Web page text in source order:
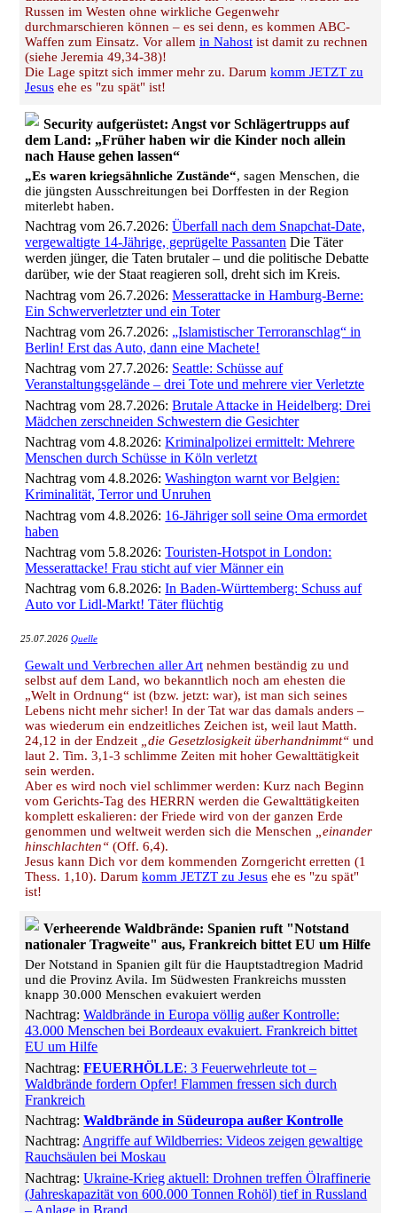
Russen im Westen ohne wirkliche Gegenwehr
durchmarschieren können – es sei denn, es kommen ABC-
Waffen zum Einsatz. Vor allem in Nahost ist damit zu rechnen
(siehe Jeremia 49,34-38)!
Die Lage spitzt sich immer mehr zu. Darum komm JETZT zu
Jesus ehe es "zu spät" ist!
Security aufgerüstet: Angst vor Schlägertrupps auf
dem Land: „Früher haben wir die Kinder noch allein
nach Hause gehen lassen“
„Es waren kriegsähnliche Zustände“, sagen Menschen, die
die jüngsten Ausschreitungen bei Dorffesten in der Region
miterlebt haben.
Nachtrag vom 26.7.2026:Überfall nach dem Snapchat-Date,
vergewaltigte 14-Jährige, geprügelte Passanten Die Täter
werden jünger, die Taten brutaler – und die politische Debatte
darüber, wie der Staat reagieren soll, dreht sich im Kreis.
Nachtrag vom 26.7.2026:Messerattacke in Hamburg-Berne:
Ein Schwerverletzter und ein Toter
Nachtrag vom 26.7.2026: „Islamistischer Terroranschlag“ in
Berlin! Erst das Auto, dann eine Machete!
Nachtrag vom 27.7.2026: Seattle: Schüsse auf
Veranstaltungsgelände – drei Tote und mehrere vier Verletzte
Nachtrag vom 28.7.2026:Brutale Attacke in Heidelberg: Drei
Mädchen zerschneiden Schwestern die Gesichter
Nachtrag vom 4.8.2026:Kriminalpolizei ermittelt: Mehrere
Menschen durch Schüsse in Köln verletzt
Nachtrag vom 4.8.2026:Washington warnt vor Belgien:
Kriminalität, Terror und Unruhen
Nachtrag vom 4.8.2026: 16-Jähriger soll seine Oma ermordet
haben
Nachtrag vom 5.8.2026:Touristen-Hotspot in London:
Messerattacke! Frau sticht auf vier Männer ein
Nachtrag vom 6.8.2026:In Baden-Württemberg: Schuss auf
Auto vor Lidl-Markt! Täter flüchtig
25.07.2026 Quelle
Gewalt und Verbrechen aller Art nehmen beständig zu und
selbst auf dem Land, wo bekanntlich noch am ehesten die
„Welt in Ordnung“ ist (bzw. jetzt: war), ist man sich seines
Lebens nicht mehr sicher! In der Tat war das damals anders –
was wiederum ein endzeitliches Zeichen ist, weil laut Matth.
24,12 in der Endzeit
„die Gesetzlosigkeit überhandnimmt“ und
laut 2. Tim. 3,1-3 schlimme Zeiten mit hoher Gewalttätigkeit
sein werden.
Aber es wird noch viel schlimmer werden: Kurz nach Beginn
vom Gerichts-Tag des HERRN werden die Gewalttätigkeiten
komplett eskalieren: der Friede wird von der ganzen Erde
genommen und weltweit werden sich die Menschen
„einander
hinschlachten“ (Off. 6,4).
Jesus kann Dich vor dem kommenden Zorngericht erretten (1
Thess. 1,10). Darum komm JETZT zu Jesus ehe es "zu spät"
ist!
Verheerende Waldbrände: Spanien ruft "Notstand
nationaler Tragweite" aus, Frankreich bittet EU um Hilfe
Der Notstand in Spanien gilt für die Hauptstadtregion Madrid
und die Provinz Avila. Im Südwesten Frankreichs mussten
knapp 30.000 Menschen evakuiert werden
Nachtrag:Waldbrände in Europa völlig außer Kontrolle:
43.000 Menschen bei Bordeaux evakuiert. Frankreich bittet
EU um Hilfe
Nachtrag:FEUERHÖLLE: 3 Feuerwehrleute tot –
Waldbrände fordern Opfer! Flammen fressen sich durch
Frankreich
Nachtrag:Waldbrände in Südeuropa außer Kontrolle
Nachtrag: Angriffe auf Wildberries: Videos zeigen gewaltige
Rauchsäulen bei Moskau
Nachtrag:Ukraine-Krieg aktuell: Drohnen treffen Ölraffinerie
(Jahreskapazität von 600.000 Tonnen Rohöl) tief in Russland
– Anlage in Brand